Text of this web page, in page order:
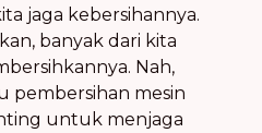
jaga kebersihannya.
banyak dari kita
Nah,
pembersihan mesin
untuk menjaga